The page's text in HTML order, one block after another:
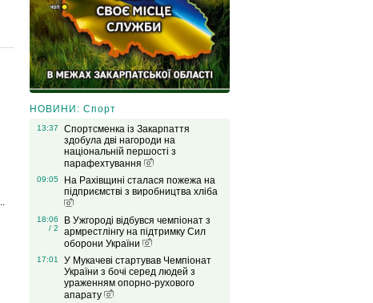
НОВИНИ: Спорт
13:37
Спортсменка із Закарпаття
здобула дві нагороди на
національній першості з
парафехтування
09:05
На Рахівщині сталася пожежа на
підприємстві з виробництва хліба
18:06
/ 2
В Ужгороді відбувся чемпіонат з
армрестлінгу на підтримку Сил
оборони України
17:01
У Мукачеві стартував Чемпіонат
України з бочі серед людей з
ураженням опорно-рухового
апарату